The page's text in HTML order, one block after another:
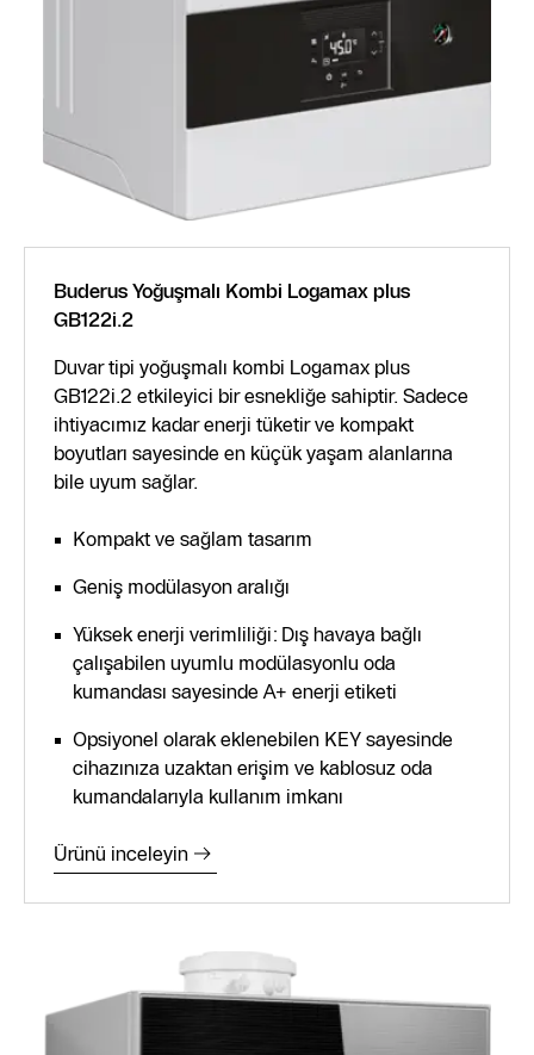
Buderus Yoğuşmalı Kombi Logamax plus
GB122i.2
Duvar tipi yoğuşmalı kombi Logamax plus
GB122i.2 etkileyici bir esnekliğe sahiptir. Sadece
ihtiyacımız kadar enerji tüketir ve kompakt
boyutları sayesinde en küçük yaşam alanlarına
bile uyum sağlar.
Kompakt ve sağlam tasarım
Geniş modülasyon aralığı
Yüksek enerji verimliliği: Dış havaya bağlı
çalışabilen uyumlu modülasyonlu oda
kumandası sayesinde A+ enerji etiketi
Opsiyonel olarak eklenebilen KEY sayesinde
cihazınıza uzaktan erişim ve kablosuz oda
kumandalarıyla kullanım imkanı
Ürünü inceleyin